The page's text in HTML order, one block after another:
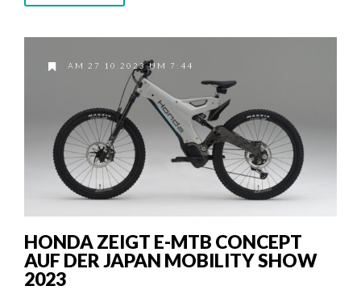
AM 27.10.2023 UM 7:44
HONDA ZEIGT E-MTB CONCEPT
AUF DER JAPAN MOBILITY SHOW
2023